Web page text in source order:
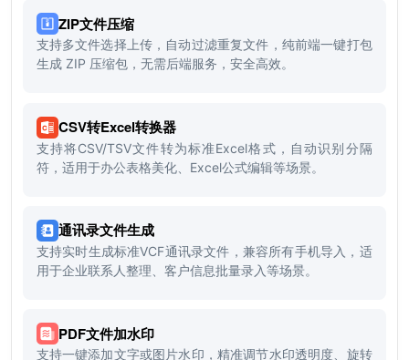
ZIP文件压缩
支持多文件选择上传，自动过滤重复文件，纯前端一键打包
生成 ZIP 压缩包，无需后端服务，安全高效。
CSV转Excel转换器
支持将CSV/TSV文件转为标准Excel格式，自动识别分隔
符，适用于办公表格美化、Excel公式编辑等场景。
通讯录文件生成
支持实时生成标准VCF通讯录文件，兼容所有手机导入，适
用于企业联系人整理、客户信息批量录入等场景。
PDF文件加水印
支持一键添加文字或图片水印，精准调节水印透明度、旋转